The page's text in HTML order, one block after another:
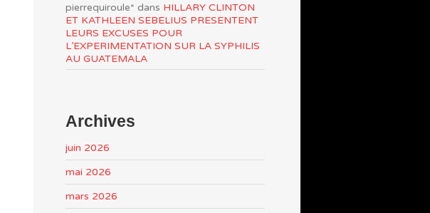
pierrequiroule* dans HILLARY CLINTON
ET KATHLEEN SEBELIUS PRESENTENT
LEURS EXCUSES POUR
L’EXPERIMENTATION SUR LA SYPHILIS
AU GUATEMALA
Archives
juin 2026
mai 2026
mars 2026